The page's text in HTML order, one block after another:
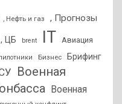
, Нефть и газ , Прогнозы
, ЦБ brent IT Авиация
Бизнес
Брифинг
Военная
Военная